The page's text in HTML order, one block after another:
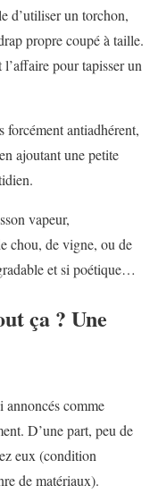
d’utiliser un torchon,
propre coupé à taille.
pour tapisser un
forcément antiadhérent,
ajoutant une petite
vapeur,
chou, de vigne, ou de
et si poétique…
ça ? Une
annoncés comme
D’une part, peu de
eux (condition
de matériaux).